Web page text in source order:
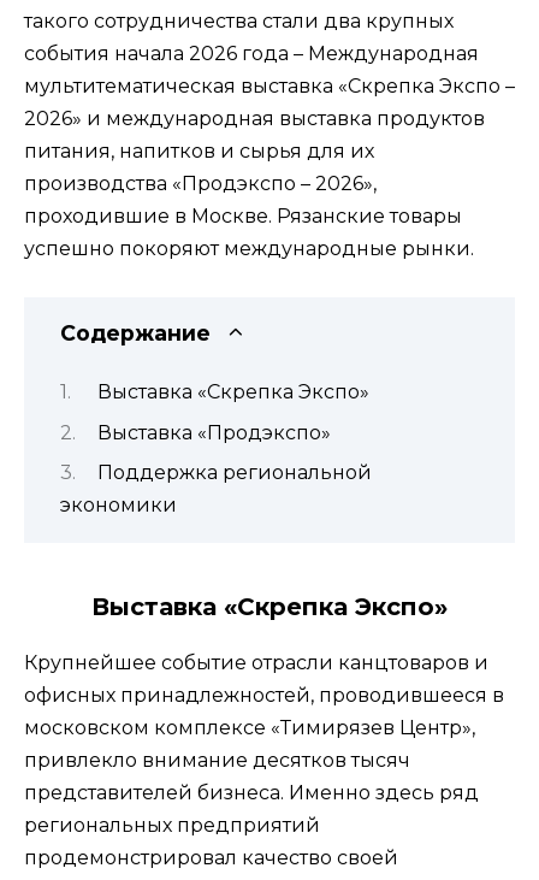
такого сотрудничества стали два крупных
события начала 2026 года – Международная
мультитематическая выставка «Скрепка Экспо –
2026» и международная выставка продуктов
питания, напитков и сырья для их
производства «Продэкспо – 2026»,
проходившие в Москве. Рязанские товары
успешно покоряют международные рынки.
Содержание
Выставка «Скрепка Экспо»
Выставка «Продэкспо»
Поддержка региональной
экономики
Выставка «Скрепка Экспо»
Крупнейшее событие отрасли канцтоваров и
офисных принадлежностей, проводившееся в
московском комплексе «Тимирязев Центр»,
привлекло внимание десятков тысяч
представителей бизнеса. Именно здесь ряд
региональных предприятий
продемонстрировал качество своей